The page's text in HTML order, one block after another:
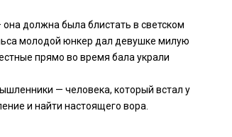
должна была блистать в светском
молодой юнкер дал девушке милую
прямо во время бала украли
— человека, который встал у
и найти настоящего вора.